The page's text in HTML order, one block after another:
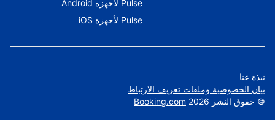
Pulse لأجهزة Android
Pulse لأجهزة iOS
نبذة عنا
بيان الخصوصية وملفات تعريف الارتباط
© حقوق النشر Booking.com 2026